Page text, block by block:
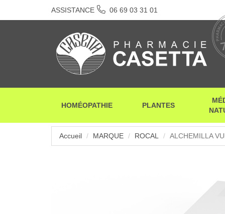
ASSISTANCE 06 69 03 31 01
HOMÉOPATHIE PLANTES
Accueil MARQUE ROCAL ALCHEMILLA